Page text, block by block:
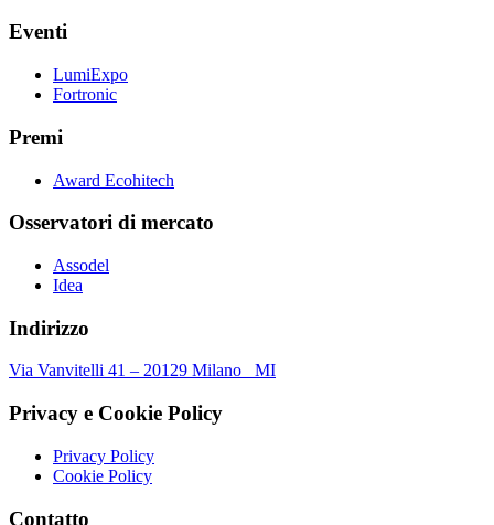
Eventi
LumiExpo
Fortronic
Premi
Award Ecohitech
Osservatori di mercato
Assodel
Idea
Indirizzo
Via Vanvitelli 41 – 20129 Milano MI
Privacy e Cookie Policy
Privacy Policy
Cookie Policy
Contatto